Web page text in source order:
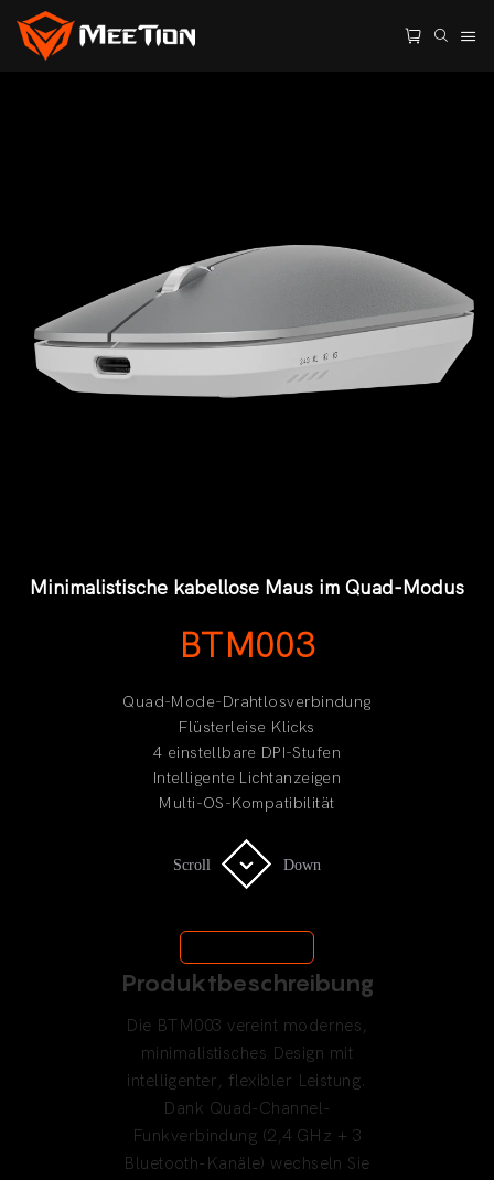
Minimalistische kabellose Maus im Quad-Modus
BTM003
Quad-Mode-Drahtlosverbindung
Flüsterleise Klicks
4 einstellbare DPI-Stufen
Intelligente Lichtanzeigen
Multi-OS-Kompatibilität
Scroll Down
Scroll Down
Produktbeschreibung
Die BTM003 vereint modernes,
minimalistisches Design mit
intelligenter, flexibler Leistung.
Dank Quad-Channel-
Funkverbindung (2,4 GHz + 3
Bluetooth-Kanäle) wechseln Sie